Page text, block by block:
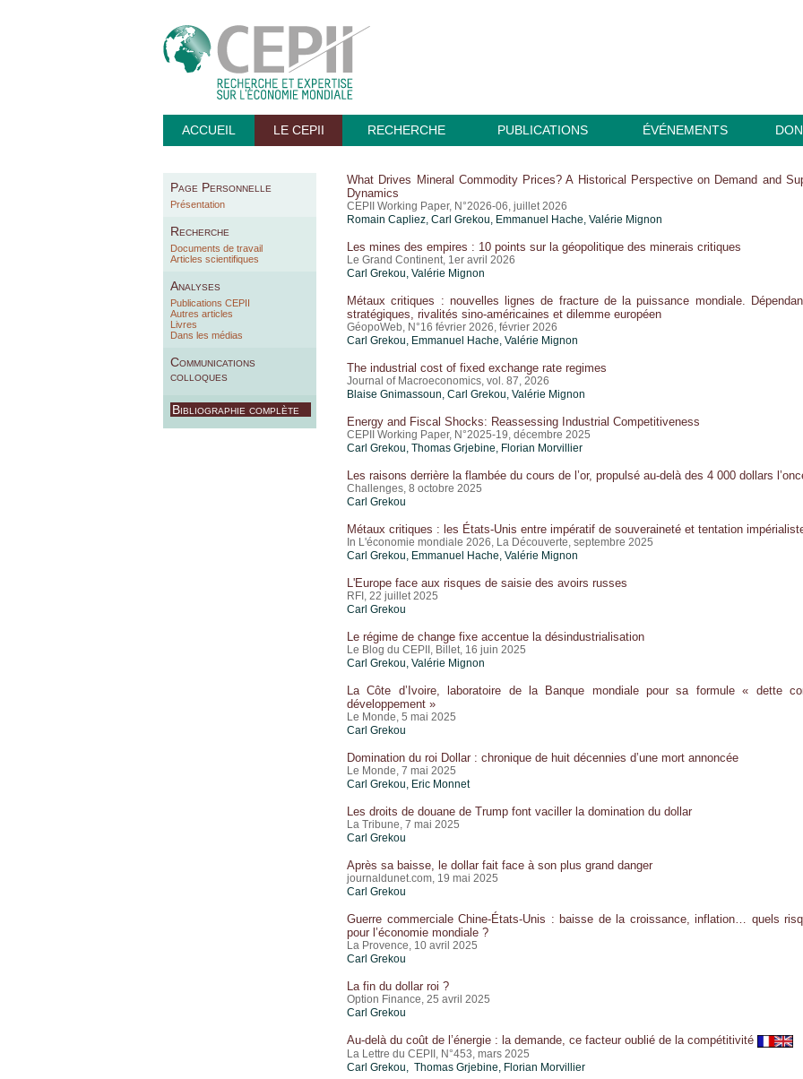
ACCUEIL LE CEPII RECHERCHE PUBLICATIONS ÉVÉNEMENTS
Page Personnelle
Présentation
Recherche
Documents de travail
Articles scientifiques
Analyses
Publications CEPII
Autres articles
Livres
Dans les médias
Communications
colloques
Bibliographie complète
What Drives Mineral Commodity Prices? A Historical Perspective on Demand and
Dynamics
CEPII Working Paper, N°2026-06, juillet 2026
Romain Capliez, Carl Grekou, Emmanuel Hache, Valérie Mignon
Les mines des empires : 10 points sur la géopolitique des minerais critiques
Le Grand Continent, 1er avril 2026
Carl Grekou, Valérie Mignon
Métaux critiques : nouvelles lignes de fracture de la puissance mondiale.
stratégiques, rivalités sino-américaines et dilemme européen
GéopoWeb, N°16 février 2026, février 2026
Carl Grekou, Emmanuel Hache, Valérie Mignon
The industrial cost of fixed exchange rate regimes
Journal of Macroeconomics, vol. 87, 2026
Blaise Gnimassoun, Carl Grekou, Valérie Mignon
Energy and Fiscal Shocks: Reassessing Industrial Competitiveness
CEPII Working Paper, N°2025-19, décembre 2025
Carl Grekou, Thomas Grjebine, Florian Morvillier
Les raisons derrière la flambée du cours de l’or, propulsé au-delà des 4 000 dollars
Challenges, 8 octobre 2025
Carl Grekou
Métaux critiques : les États-Unis entre impératif de souveraineté et tentation
In L'économie mondiale 2026, La Découverte, septembre 2025
Carl Grekou, Emmanuel Hache, Valérie Mignon
L'Europe face aux risques de saisie des avoirs russes
RFI, 22 juillet 2025
Carl Grekou
Le régime de change fixe accentue la désindustrialisation
Le Blog du CEPII, Billet, 16 juin 2025
Carl Grekou, Valérie Mignon
La Côte d’Ivoire, laboratoire de la Banque mondiale pour sa formule « dette
développement »
Le Monde, 5 mai 2025
Carl Grekou
Domination du roi Dollar : chronique de huit décennies d’une mort annoncée
Le Monde, 7 mai 2025
Carl Grekou, Eric Monnet
Les droits de douane de Trump font vaciller la domination du dollar
La Tribune, 7 mai 2025
Carl Grekou
Après sa baisse, le dollar fait face à son plus grand danger
journaldunet.com, 19 mai 2025
Carl Grekou
Guerre commerciale Chine-États-Unis : baisse de la croissance, inflation… quels
pour l’économie mondiale ?
La Provence, 10 avril 2025
Carl Grekou
La fin du dollar roi ?
Option Finance, 25 avril 2025
Carl Grekou
Au-delà du coût de l’énergie : la demande, ce facteur oublié de la compétitivité
La Lettre du CEPII, N°453, mars 2025
Carl Grekou , Thomas Grjebine, Florian Morvillier